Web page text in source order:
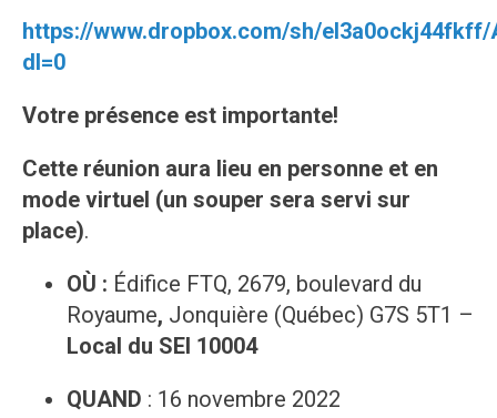
https://www.dropbox.com/sh/el3a0ockj44fkff/
dl=0
Votre présence est importante!
Cette réunion aura lieu en personne et en
mode virtuel (un souper sera servi sur
place).
OÙ : Édifice FTQ, 2679, boulevard du
Royaume, Jonquière (Québec) G7S 5T1 –
Local du SEI 10004
QUAND : 16 novembre 2022